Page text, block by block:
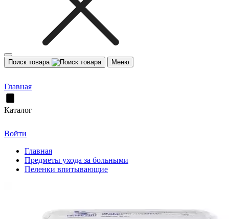
Поиск товара Меню
Главная
Каталог
Войти
Главная
Предметы ухода за больными
Пеленки впитывающие